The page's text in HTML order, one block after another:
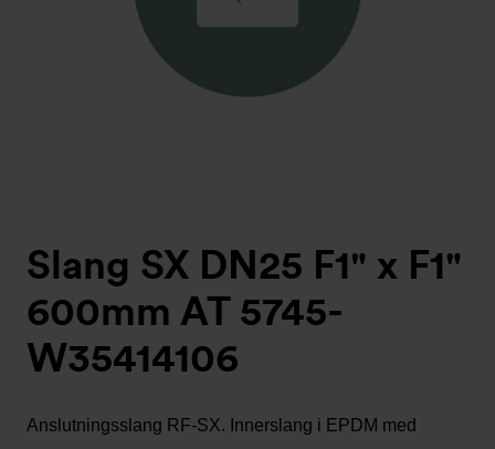
Slang SX DN25 F1" x F1"
600mm AT 5745-
W35414106
Anslutningsslang RF-SX. Innerslang i EPDM med